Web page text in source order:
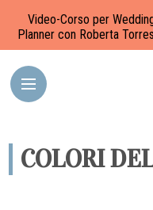
COLORI
Video-Corso per
Planner con Roberta